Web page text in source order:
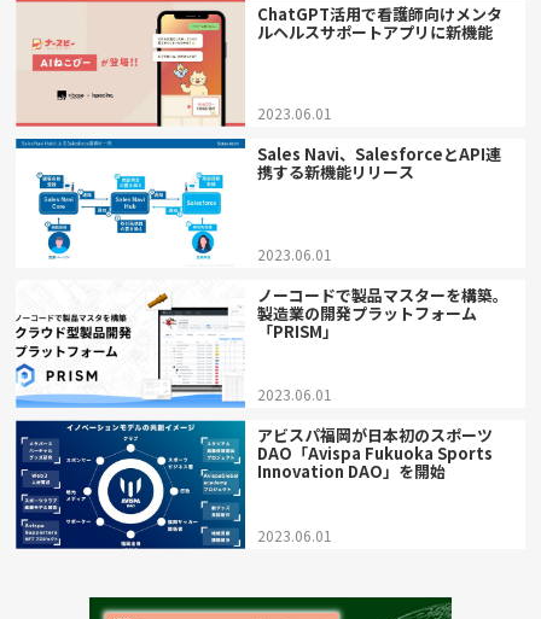
ChatGPT活用で看護師向けメンタ
ルヘルスサポートアプリに新機能
2023.06.01
Sales Navi、SalesforceとAPI連
携する新機能リリース
2023.06.01
ノーコードで製品マスターを構築。
製造業の開発プラットフォーム
「PRISM」
2023.06.01
アビスパ福岡が日本初のスポーツ
DAO「Avispa Fukuoka Sports
Innovation DAO」を開始
2023.06.01